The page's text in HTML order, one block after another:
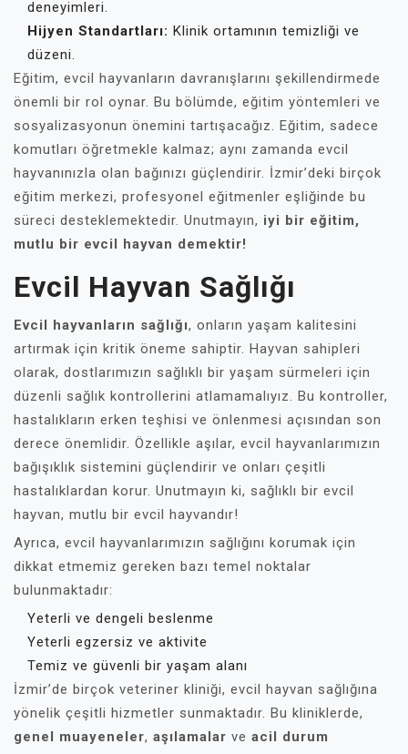
deneyimleri.
Hijyen Standartları: Klinik ortamının temizliği ve
düzeni.
Eğitim, evcil hayvanların davranışlarını şekillendirmede
önemli bir rol oynar. Bu bölümde, eğitim yöntemleri ve
sosyalizasyonun önemini tartışacağız. Eğitim, sadece
komutları öğretmekle kalmaz; aynı zamanda evcil
hayvanınızla olan bağınızı güçlendirir. İzmir’deki birçok
eğitim merkezi, profesyonel eğitmenler eşliğinde bu
süreci desteklemektedir. Unutmayın, iyi bir eğitim,
mutlu bir evcil hayvan demektir!
Evcil Hayvan Sağlığı
Evcil hayvanların sağlığı, onların yaşam kalitesini
artırmak için kritik öneme sahiptir. Hayvan sahipleri
olarak, dostlarımızın sağlıklı bir yaşam sürmeleri için
düzenli sağlık kontrollerini atlamamalıyız. Bu kontroller,
hastalıkların erken teşhisi ve önlenmesi açısından son
derece önemlidir. Özellikle aşılar, evcil hayvanlarımızın
bağışıklık sistemini güçlendirir ve onları çeşitli
hastalıklardan korur. Unutmayın ki, sağlıklı bir evcil
hayvan, mutlu bir evcil hayvandır!
Ayrıca, evcil hayvanlarımızın sağlığını korumak için
dikkat etmemiz gereken bazı temel noktalar
bulunmaktadır:
Yeterli ve dengeli beslenme
Yeterli egzersiz ve aktivite
Temiz ve güvenli bir yaşam alanı
İzmir’de birçok veteriner kliniği, evcil hayvan sağlığına
yönelik çeşitli hizmetler sunmaktadır. Bu kliniklerde,
genel muayeneler, aşılamalar ve acil durum